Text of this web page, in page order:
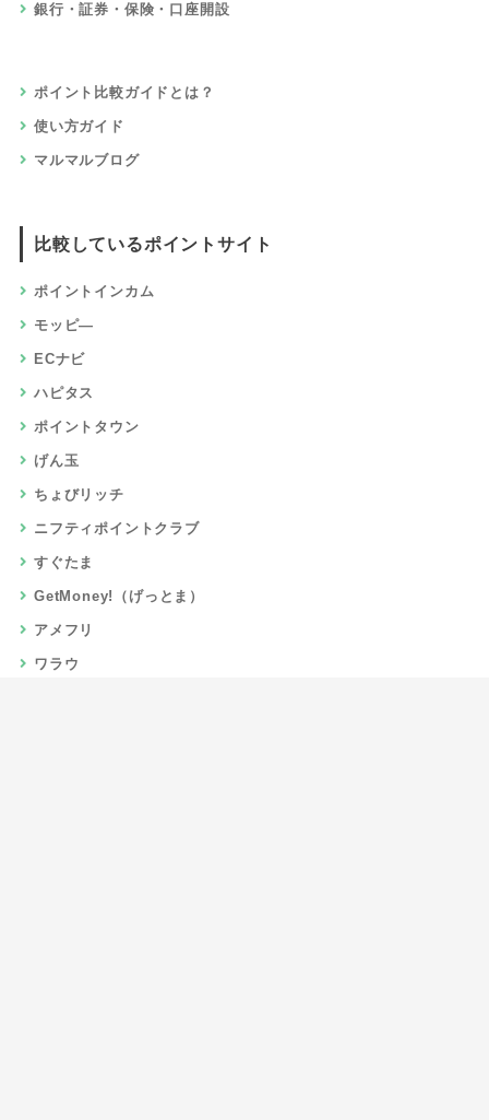
銀行・証券・保険・口座開設
ポイント比較ガイドとは？
使い方ガイド
マルマルブログ
比較しているポイントサイト
ポイントインカム
モッピ―
ECナビ
ハピタス
ポイントタウン
げん玉
ちょびリッチ
ニフティポイントクラブ
すぐたま
GetMoney!（げっとま）
アメフリ
ワラウ